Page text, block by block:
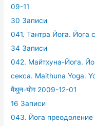
09-11
30 Записи
041. Тантра Йога. Йога
34 Записи
042. Майтхуна-Йога.
секса. Maithuna Yoga.
मैथुन-योग 2009-12-01
16 Записи
043. Йога